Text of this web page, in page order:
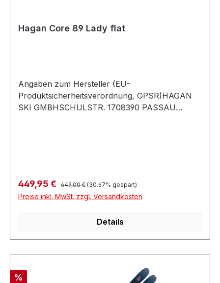
Hagan Core 89 Lady flat
Angaben zum Hersteller (EU-
Produktsicherheitsverordnung, GPSR)HAGAN
SKI GMBHSCHULSTR. 1708390 PASSAU
Verkaufspreis:
449,95 € Regulärer Preis:
649,00 € (30.67% gespart)
Preise inkl. MwSt. zzgl. Versandkosten
Details
Rabatt
%